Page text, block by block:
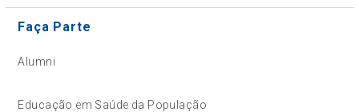
Faça Parte
Alumni
Educação em Saúde da População